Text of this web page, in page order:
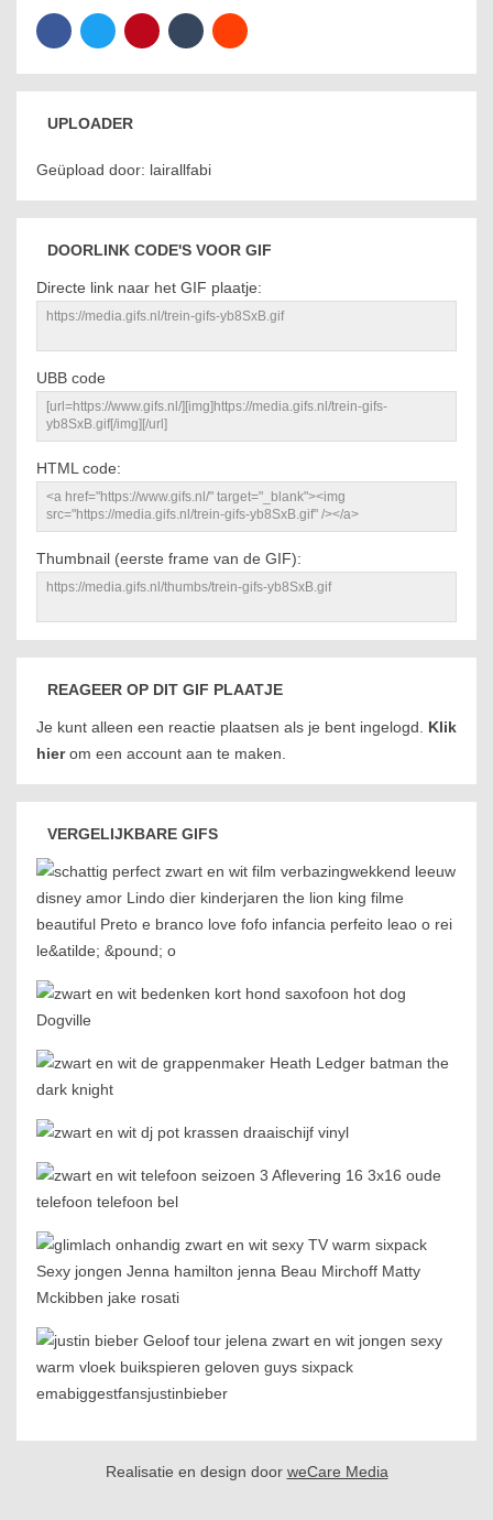
UPLOADER
Geüpload door: lairallfabi
DOORLINK CODE'S VOOR GIF
Directe link naar het GIF plaatje:
UBB code
HTML code:
Thumbnail (eerste frame van de GIF):
REAGEER OP DIT GIF PLAATJE
Je kunt alleen een reactie plaatsen als je bent ingelogd. Klik
hierom een account aan te maken.
VERGELIJKBARE GIFS
Realisatie en design door weCare Media